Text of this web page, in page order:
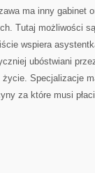
ma inny gabinet
Tutaj możliwości
wspiera
ubóstwiani
Specjalizacje
za które musi